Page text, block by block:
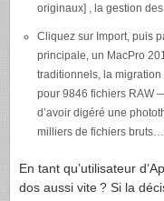
originaux] , la gestion
Cliquez sur Import, puis
principale, un MacPro
traditionnels, la
pour 9846 fichiers RAW
d’avoir digéré une
milliers de fichiers bruts…
En tant qu’utilisateur
dos aussi vite ? Si la